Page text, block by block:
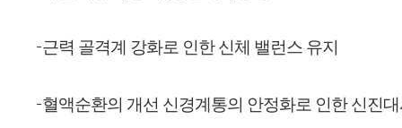
-근력 골격계 강화로 인한 신체 밸런스 유지
-혈액순환의 개선 신경계통의 안정화로 인한 신진